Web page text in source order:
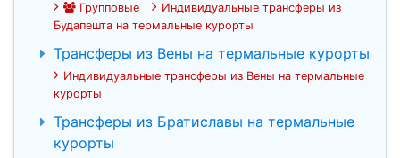
Групповые Индивидуальные трансферы из
Будапешта на термальные курорты
Трансферы из Вены на термальные курорты
Индивидуальные трансферы из Вены на термальные
курорты
Трансферы из Братиславы на термальные
курорты